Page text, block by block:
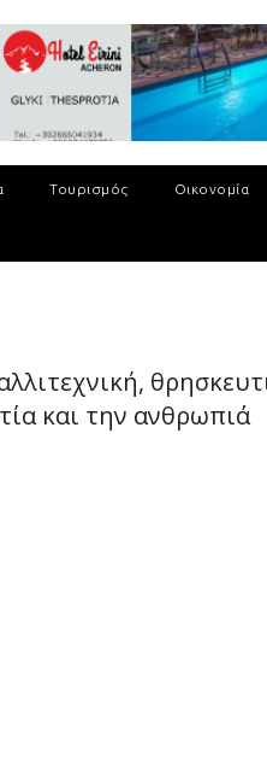
Τουρισμός Οικονομία
και την ανθρωπιά